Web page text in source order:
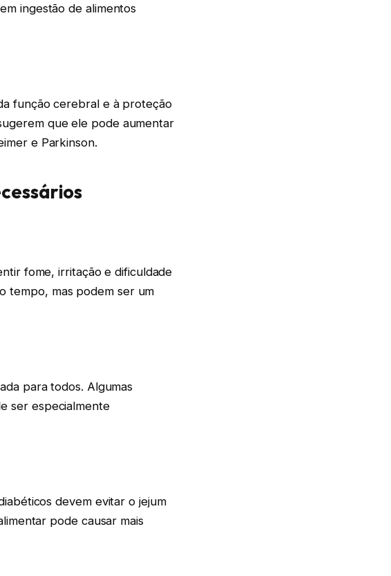
ingestão de alimentos
função cerebral e à proteção
que ele pode aumentar
e Parkinson.
fome, irritação e dificuldade
tempo, mas podem ser um
para todos. Algumas
ser especialmente
devem evitar o jejum
pode causar mais